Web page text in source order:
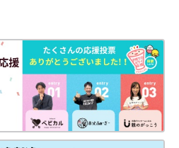
ドバイザーの資格を生かし、離乳食
広いレシピを紹介。著書は（主婦の
生の基本のお弁当』（成美堂出版）
3品15分 超時短糖質オフ１か月